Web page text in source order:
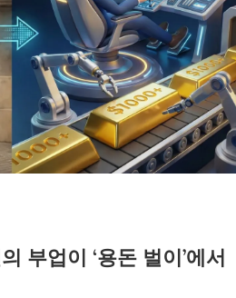
부업이 ‘용돈 벌이’에서